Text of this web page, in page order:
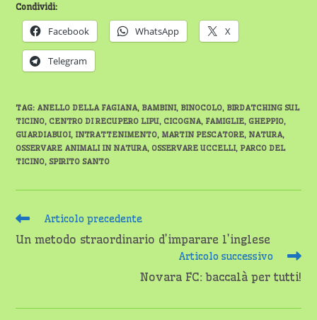
Condividi:
Facebook WhatsApp X
Telegram
TAG: ANELLO DELLA FAGIANA, BAMBINI, BINOCOLO, BIRDATCHING SUL
TICINO, CENTRO DI RECUPERO LIPU, CICOGNA, FAMIGLIE, GHEPPIO,
GUARDIABUOI, INTRATTENIMENTO, MARTIN PESCATORE, NATURA,
OSSERVARE ANIMALI IN NATURA, OSSERVARE UCCELLI, PARCO DEL
TICINO, SPIRITO SANTO
Leggi
articoli
Articolo precedente
Un metodo straordinario d’imparare l’inglese
Articolo successivo
Novara FC: baccalà per tutti!